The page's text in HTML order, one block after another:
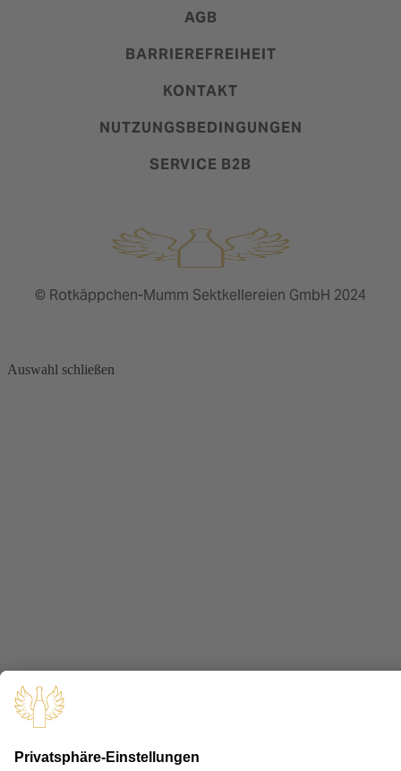
AGB
BARRIEREFREIHEIT
KONTAKT
NUTZUNGSBEDINGUNGEN
SERVICE B2B
© Rotkäppchen-Mumm Sektkellereien GmbH 2024
Auswahl schließen